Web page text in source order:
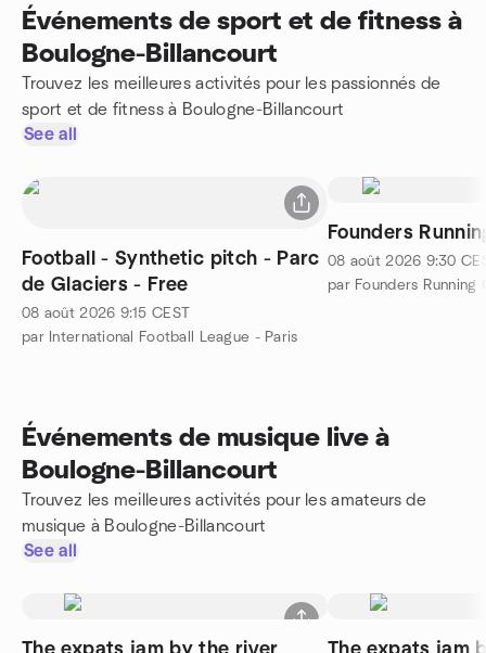
Événements de sport et de fitness à
Boulogne-Billancourt
Trouvez les meilleures activités pour les passionnés de
sport et de fitness à Boulogne-Billancourt
See all
Football - Synthetic pitch - Parc
de Glaciers - Free
08 août 2026 9:15 CEST
par International Football League - Paris
Founders
08 août 2026 9:30
par Founders Running
Événements de musique live à
Boulogne-Billancourt
Trouvez les meilleures activités pour les amateurs de
musique à Boulogne-Billancourt
See all